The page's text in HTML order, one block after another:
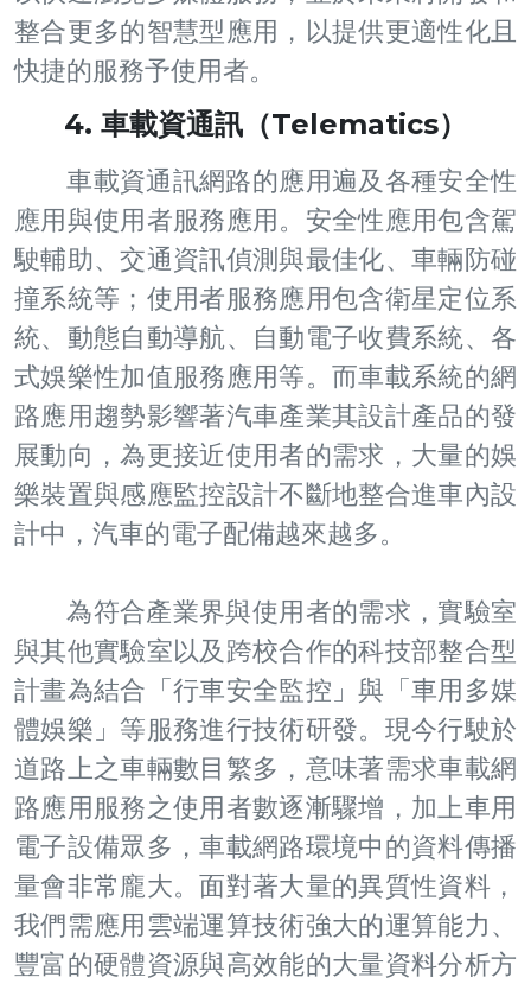
整合更多的智慧型應用，以提供更適性化且
快捷的服務予使用者。
4. 車載資通訊（Telematics）
車載資通訊網路的應用遍及各種安全性
應用與使用者服務應用。安全性應用包含駕
駛輔助、交通資訊偵測與最佳化、車輛防碰
撞系統等；使用者服務應用包含衛星定位系
統、動態自動導航、自動電子收費系統、各
式娛樂性加值服務應用等。而車載系統的網
路應用趨勢影響著汽車產業其設計產品的發
展動向，為更接近使用者的需求，大量的娛
樂裝置與感應監控設計不斷地整合進車內設
計中，汽車的電子配備越來越多。
為符合產業界與使用者的需求，實驗室
與其他實驗室以及跨校合作的科技部整合型
計畫為結合「行車安全監控」與「車用多媒
體娛樂」等服務進行技術研發。現今行駛於
道路上之車輛數目繁多，意味著需求車載網
路應用服務之使用者數逐漸驟增，加上車用
電子設備眾多，車載網路環境中的資料傳播
量會非常龐大。面對著大量的異質性資料，
我們需應用雲端運算技術強大的運算能力、
豐富的硬體資源與高效能的大量資料分析方